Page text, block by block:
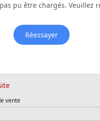
pas pu être chargés. Veuillez
Réessayer
vente